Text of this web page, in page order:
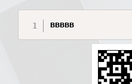
ввввв